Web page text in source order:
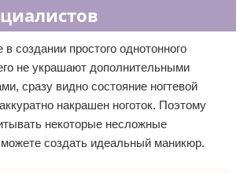
создании простого однотонного
не украшают дополнительными
сразу видно состояние ногтевой
накрашен ноготок. Поэтому
некоторые несложные
создать идеальный маникюр.